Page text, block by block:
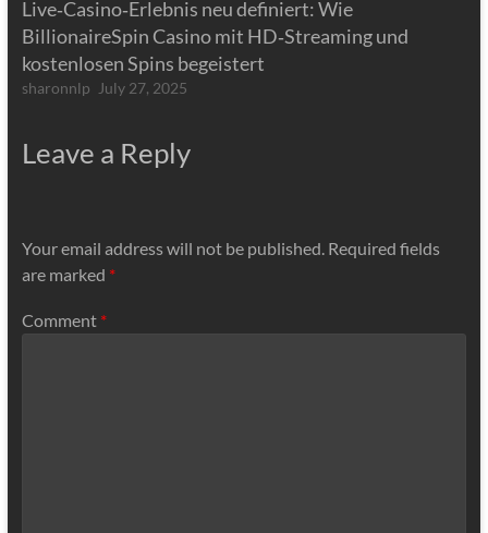
Live‑Casino‑Erlebnis neu definiert: Wie
BillionaireSpin Casino mit HD‑Streaming und
kostenlosen Spins begeistert
sharonnlp July 27, 2025
Leave a Reply
Your email address will not be published. Required fields
are marked *
Comment *